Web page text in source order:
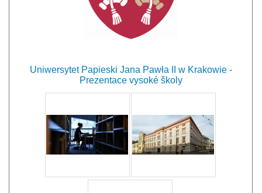
Uniwersytet Papieski Jana Pawła II w Krakowie -
Prezentace vysoké školy